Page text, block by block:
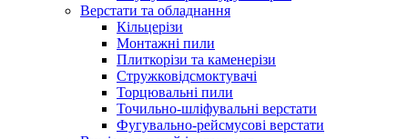
Верстати та обладнання
Кільцерізи
Монтажні пили
Плиткорізи та каменерізи
Стружковідсмоктувачі
Торцювальні пили
Точильно-шліфувальні верстати
Фугувально-рейсмусові верстати